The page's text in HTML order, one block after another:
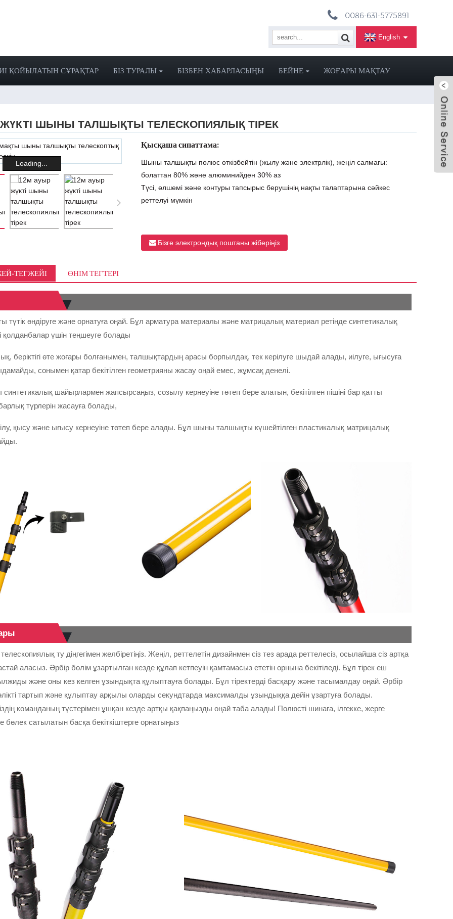
0086-631-5775891
English
ҚОЙЫЛАТЫН СҰРАҚТАР БІЗ ТУРАЛЫ БІЗБЕН ХАБАРЛАСЫҢЫ БЕЙНЕ ЖОҒАРЫ МАҚТАУ
ШЫНЫ ТАЛШЫҚТЫ ТЕЛЕСКОПИЯЛЫҚ ТІРЕК
Loading...
Қысқаша сипаттама:
Шыны талшықты полюс өткізбейтін (жылу және электрлік), жеңіл салмағы:
болаттан 80% және алюминийден 30% аз
Түсі, өлшемі және контуры тапсырыс берушінің нақты талаптарына сәйкес
реттелуі мүмкін
Бізге электрондық поштаны жіберіңіз
ТЕГЖЕЙІ ӨНІМ ТЕГТЕРІ
өндіруге және орнатуға оңай. Бұл арматура материалы және матрицалық материал ретінде синтетикалық
қолданбалар үшін теңшеуге болады
беріктігі өте жоғары болғанымен, талшықтардың арасы борпылдақ, тек керілуге ​​шыдай алады, иілуге, ығысуға
сонымен қатар бекітілген геометрияны жасау оңай емес, жұмсақ денелі.
синтетикалық шайырлармен жапсырсаңыз, созылу кернеуіне төтеп бере алатын, бекітілген пішіні бар қатты
түрлерін жасауға болады,
қысу және ығысу кернеуіне төтеп бере алады. Бұл шыны талшықты күшейтілген пластикалық матрицалық
ту діңгегімен желбіретіңіз. Жеңіл, реттелетін дизайнмен сіз тез арада реттелесіз, осылайша сіз артқа
аласыз. Әрбір бөлім ұзартылған кезде құлап кетпеуін қамтамасыз ететін орнына бекітіледі. Бұл тірек еш
және оны кез келген ұзындықта құлыптауға болады. Бұл тіректерді басқару және тасымалдау оңай. Әрбір
тартып және құлыптау арқылы оларды секундтарда максималды ұзындыққа дейін ұзартуға болады.
команданың түстерімен ұшқан кезде артқы қақпаңызды оңай таба алады! Полюсті шинаға, ілгекке, жерге
бөлек сатылатын басқа бекіткіштерге орнатыңыз